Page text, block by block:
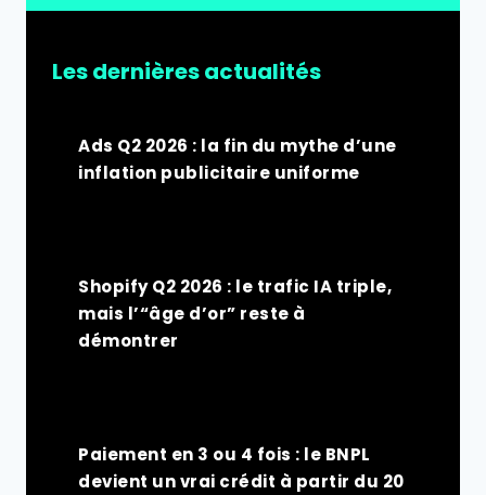
Les dernières actualités
Ads Q2 2026 : la fin du mythe d’une
inflation publicitaire uniforme
Shopify Q2 2026 : le trafic IA triple,
mais l’“âge d’or” reste à
démontrer
Paiement en 3 ou 4 fois : le BNPL
devient un vrai crédit à partir du 20